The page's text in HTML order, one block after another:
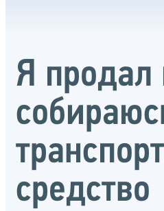
Я продал
средство